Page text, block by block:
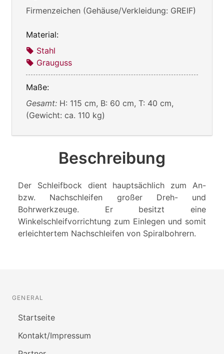
Firmenzeichen (Gehäuse/Verkleidung: GREIF)
Material:
Stahl
Grauguss
Maße:
Gesamt: H: 115 cm, B: 60 cm, T: 40 cm,
(Gewicht: ca. 110 kg)
Beschreibung
Der Schleifbock dient hauptsächlich zum An-
bzw. Nachschleifen großer Dreh- und
Bohrwerkzeuge. Er besitzt eine
Winkelschleifvorrichtung zum Einlegen und somit
erleichtertem Nachschleifen von Spiralbohrern.
GENERAL
Startseite
Kontakt/Impressum